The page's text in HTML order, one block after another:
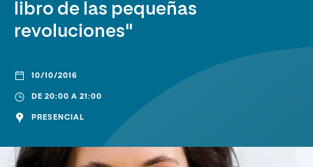
libro de las pequeñas
revoluciones"
10/10/2016
DE 20:00 A 21:00
PRESENCIAL